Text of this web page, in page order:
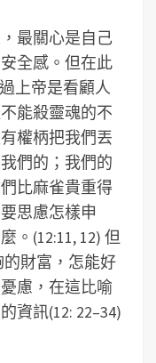
最關心是自己
全感。但在此
上帝是看顧人
能殺靈魂的不
權柄把我們丟
們的；我們的
比麻雀貴重得
思慮怎樣申
。(12:11, 12) 但
財富，怎能好
慮，在這比喻
資訊(12: 22–34)